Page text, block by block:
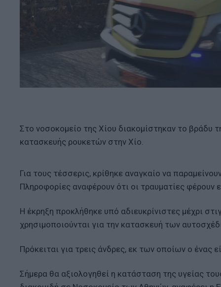
Στο νοσοκομείο της Χίου διακομίστηκαν το βράδυ
κατασκευής ρουκετών στην Χίο.
Για τους τέσσερις, κρίθηκε αναγκαίο να
Πληροφορίες αναφέρουν ότι οι τραυματίες
Η έκρηξη προκλήθηκε υπό αδιευκρίνιστες μέχρι
χρησιμοποιούνται για την κατασκευή των
Πρόκειται για τρεις άνδρες, εκ των οποίων ο ένας
Σήμερα θα αξιολογηθεί η κατάσταση της υγείας